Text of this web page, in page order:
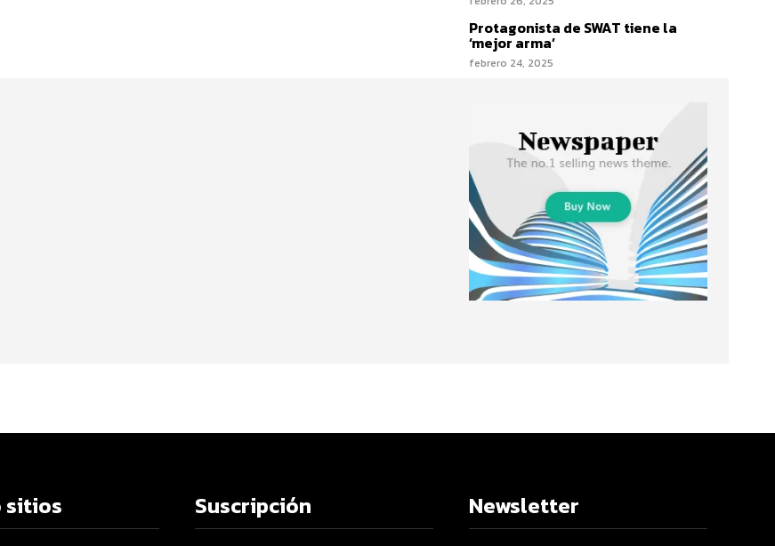
Protagonista de SWAT tiene la
‘mejor arma’
febrero 24, 2025
sitios Suscripción Newsletter